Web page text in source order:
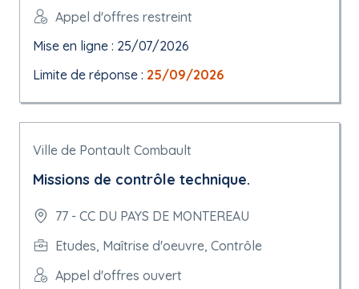
Appel d'offres restreint
Mise en ligne : 25/07/2026
Limite de réponse : 25/09/2026
Ville de Pontault Combault
Missions de contrôle technique.
77 - CC DU PAYS DE MONTEREAU
Etudes, Maîtrise d'oeuvre, Contrôle
Appel d'offres ouvert